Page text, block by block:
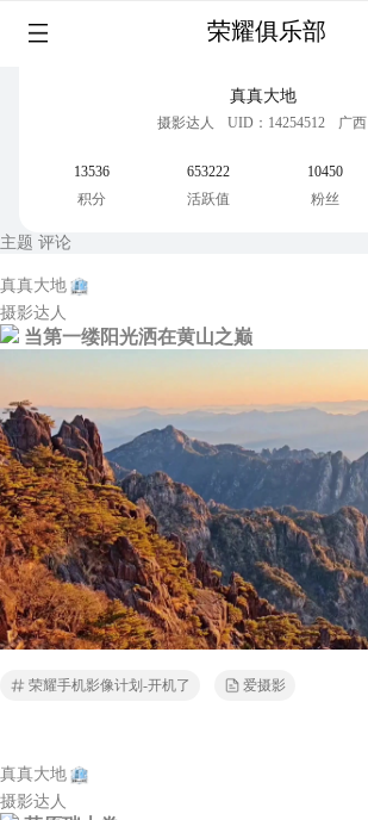
荣耀俱乐部
真真大地
摄影达人 UID：14254512 广西
13536
积分
653222
活跃值
10450
粉丝
主题 评论
真真大地
摄影达人
当第一缕阳光洒在黄山之巅
荣耀手机影像计划-开机了 爱摄影
真真大地
摄影达人